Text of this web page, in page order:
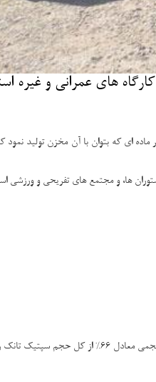
های عمرانی و غیره
ای که بتوان با آن مخزن تولید
ها، و مجتمع های تفریحی و ورزشی
می شود.